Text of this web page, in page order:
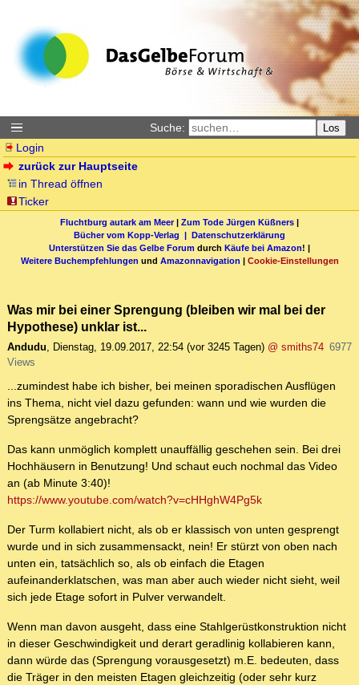
Suche: Los
Login
zurück zur Hauptseite
in Thread öffnen
Ticker
Fluchtburg autark am Meer| Zum Tode Jürgen Küßners |
Bücher vom Kopp-Verlag | Datenschutzerklärung
Unterstützen Sie das Gelbe Forum durch Käufe bei Amazon! |
Weitere Buchempfehlungen und Amazonnavigation | Cookie-Einstellungen
Was mir bei einer Sprengung (bleiben wir mal bei der
Hypothese) unklar ist...
Andudu, Dienstag, 19.09.2017, 22:54 (vor 3245 Tagen) @ smiths74 6977
Views
...zumindest habe ich bisher, bei meinen sporadischen Ausflügen
ins Thema, nicht viel dazu gefunden: wann und wie wurden die
Sprengsätze angebracht?
Das kann unmöglich komplett unauffällig geschehen sein. Bei drei
Hochhäusern in Benutzung! Und schaut euch nochmal das Video
an (ab Minute 3:40)!
https://www.youtube.com/watch?v=cHHghW4Pg5k
Der Turm kollabiert nicht, als ob er klassisch von unten gesprengt
wurde und in sich zusammensackt, nein! Er stürzt von oben nach
unten ein, tatsächlich so, als ob einfach die Etagen
aufeinanderklatschen, was man aber auch wieder nicht sieht, weil
sich jede Etage sofort in Pulver verwandelt.
Wenn man davon ausgeht, dass eine Stahlgerüstkonstruktion nicht
in dieser Geschwindigkeit und derart geradlinig kollabieren kann,
dann würde das (Sprengung vorausgesetzt) m.E. bedeuten, dass
die Träger in den meisten Etagen gleichzeitig (oder sehr kurz